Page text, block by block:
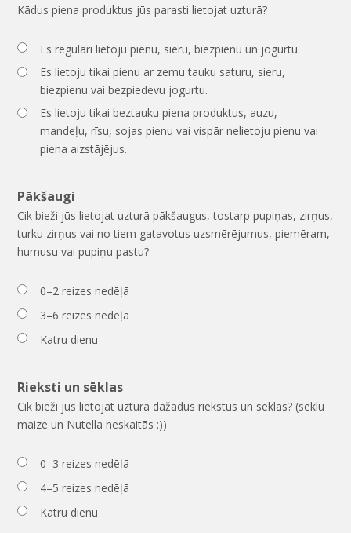
Kādus piena produktus jūs parasti lietojat uzturā?
Es regulāri lietoju pienu, sieru, biezpienu un jogurtu.
Es lietoju tikai pienu ar zemu tauku saturu, sieru,
biezpienu vai bezpiedevu jogurtu.
Es lietoju tikai beztauku piena produktus, auzu,
mandeļu, rīsu, sojas pienu vai vispār nelietoju pienu vai
piena aizstājējus.
Pākšaugi
Cik bieži jūs lietojat uzturā pākšaugus, tostarp pupiņas, zirņus,
turku zirņus vai no tiem gatavotus uzsmērējumus, piemēram,
humusu vai pupiņu pastu?
0–2 reizes nedēļā
3–6 reizes nedēļā
Katru dienu
Rieksti un sēklas
Cik bieži jūs lietojat uzturā dažādus riekstus un sēklas? (sēklu
maize un Nutella neskaitās :))
0–3 reizes nedēļā
4–5 reizes nedēļā
Katru dienu